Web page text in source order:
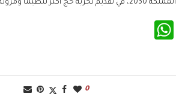
المملكة 2030، في تقديم تجربة حج أكثر تنظيمًا ومرونة وجودة.
0